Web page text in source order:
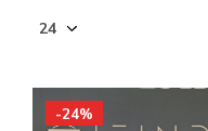
-24%